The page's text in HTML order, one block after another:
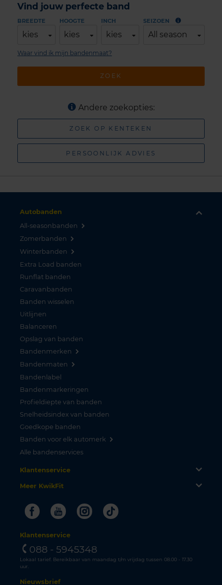
Vind jouw perfecte band
BREEDTE
kies
HOOGTE
kies
INCH
kies
SEIZOEN
All season
ZOEK
Waar vind ik mijn bandenmaat?
Andere zoekopties:
ZOEK OP KENTEKEN
PERSOONLIJK ADVIES
Autobanden
All-seasonbanden
Zomerbanden
Winterbanden
Extra Load banden
Runflat banden
Caravanbanden
Banden wisselen
Uitlijnen
Balanceren
Opslag van banden
Bandenmerken
Bandenmaten
Bandenlabel
Bandenmarkeringen
Profieldiepte van banden
Snelheidsindex van banden
Goedkope banden
Banden voor elk automerk
Alle bandenservices
Klantenservice
Meer KwikFit
FacebookYoutubeInstagram
Tiktok
Klantenservice
088 - 5945348
Lokaal tarief. Bereikbaar van maandag t/m vrijdag tussen 08.00 - 17.30
uur.
Nieuwsbrief